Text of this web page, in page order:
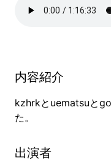
内容紹介
kzhrkとuematsuと
た。
出演者